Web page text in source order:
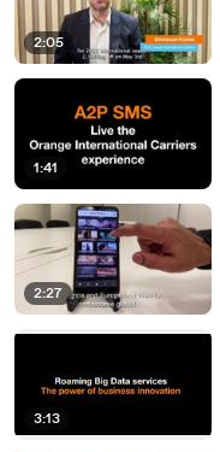
2:05
1:41
2:27
3:13